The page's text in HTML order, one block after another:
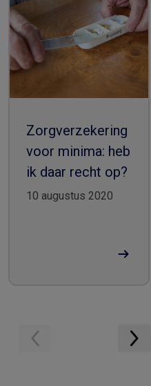
Zorgverzekering
voor minima: heb
ik daar recht op?
10 augustus 2020